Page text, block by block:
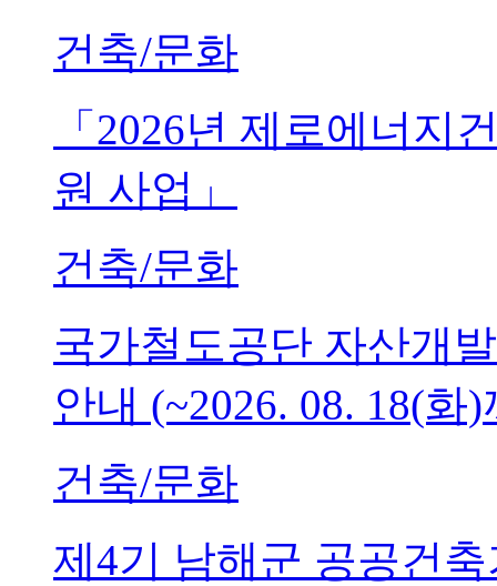
건축/문화
「2026년 제로에너지
원 사업」
건축/문화
국가철도공단 자산개
안내 (~2026. 08. 18(화
건축/문화
제4기 남해군 공공건